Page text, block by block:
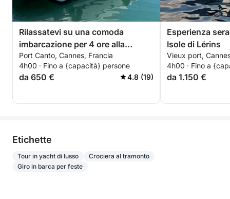
Rilassatevi su una comoda
imbarcazione per 4 ore alla
scoperta delle isole di Lérins.
Sconto speciale per le coppie!
Port Canto, Cannes, Francia
4h00 · Fino a {capacità} persone
da 650 € 4.8 (19)
Esperienza
Isole di Lérins
Vieux port,
4h00 · Fino a
da 1.150 €
Etichette
Tour in yacht di lusso
Crociera al tramonto
Giro in barca per feste